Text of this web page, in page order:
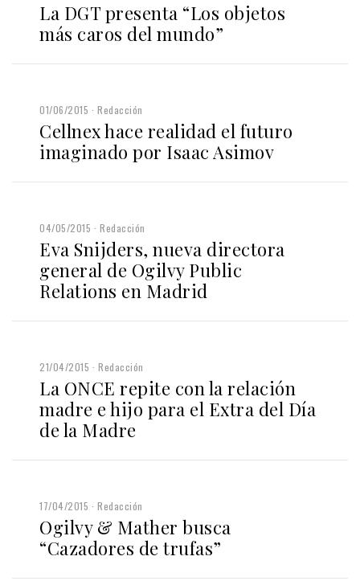
La DGT presenta “Los objetos
más caros del mundo”
01/06/2015 Redacción
Cellnex hace realidad el futuro
imaginado por Isaac Asimov
04/05/2015 Redacción
Eva Snijders, nueva directora
general de Ogilvy Public
Relations en Madrid
21/04/2015 Redacción
La ONCE repite con la relación
madre e hijo para el Extra del Día
de la Madre
17/04/2015 Redacción
Ogilvy & Mather busca
“Cazadores de trufas”